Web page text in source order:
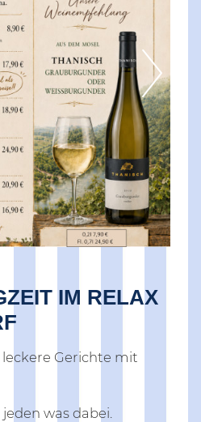
IM RELAX
Gerichte mit
was dabei.